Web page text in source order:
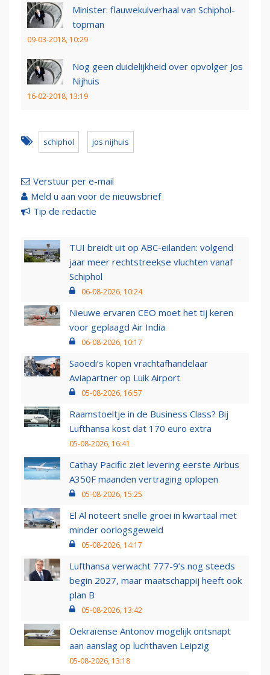
Minister: flauwekulverhaal van Schiphol-
topman
09-03-2018, 10:29
Nog geen duidelijkheid over opvolger Jos
Nijhuis
16-02-2018, 13:19
schiphol jos nijhuis
Verstuur per e-mail
Meld u aan voor de nieuwsbrief
Tip de redactie
TUI breidt uit op ABC-eilanden: volgend
jaar meer rechtstreekse vluchten vanaf
Schiphol
06-08-2026, 10:24
Nieuwe ervaren CEO moet het tij keren
voor geplaagd Air India
06-08-2026, 10:17
Saoedi’s kopen vrachtafhandelaar
Aviapartner op Luik Airport
05-08-2026, 16:57
Raamstoeltje in de Business Class? Bij
Lufthansa kost dat 170 euro extra
05-08-2026, 16:41
Cathay Pacific ziet levering eerste Airbus
A350F maanden vertraging oplopen
05-08-2026, 15:25
El Al noteert snelle groei in kwartaal met
minder oorlogsgeweld
05-08-2026, 14:17
Lufthansa verwacht 777-9’s nog steeds
begin 2027, maar maatschappij heeft ook
plan B
05-08-2026, 13:42
Oekraïense Antonov mogelijk ontsnapt
aan aanslag op luchthaven Leipzig
05-08-2026, 13:18